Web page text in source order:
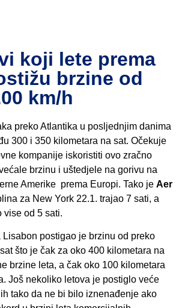
koji lete prema
brzine od
km/h
preko Atlantika u posljednjim danima
300 i 350 kilometara na sat. Očekuje
kompanije iskoristiti ovo zračno
brzinu i uštedjele na gorivu na
Amerike prema Europi. Tako je Aer
za New York 22.1. trajao 7 sati, a
vise od 5 sati.
Lisabon postigao je brzinu od preko
što je čak za oko 400 kilometara na
brzine leta, a čak oko 100 kilometara
Još nekoliko letova je postiglo veće
tako da ne bi bilo iznenađenje ako